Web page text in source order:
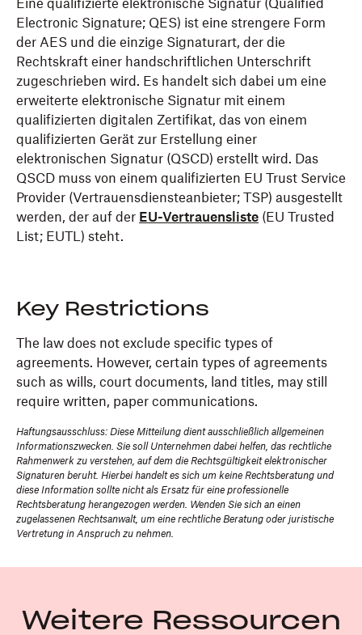
Eine qualifizierte elektronische Signatur (Qualified
Electronic Signature; QES) ist eine strengere Form
der AES und die einzige Signaturart, der die
Rechtskraft einer handschriftlichen Unterschrift
zugeschrieben wird. Es handelt sich dabei um eine
erweiterte elektronische Signatur mit einem
qualifizierten digitalen Zertifikat, das von einem
qualifizierten Gerät zur Erstellung einer
elektronischen Signatur (QSCD) erstellt wird. Das
QSCD muss von einem qualifizierten EU Trust Service
Provider (Vertrauensdiensteanbieter; TSP) ausgestellt
werden, der auf der EU-Vertrauensliste (EU Trusted
List; EUTL) steht.
Key Restrictions
The law does not exclude specific types of
agreements. However, certain types of agreements
such as wills, court documents, land titles, may still
require written, paper communications.
Haftungsausschluss: Diese Mitteilung dient ausschließlich allgemeinen
Informationszwecken. Sie soll Unternehmen dabei helfen, das rechtliche
Rahmenwerk zu verstehen, auf dem die Rechtsgültigkeit elektronischer
Signaturen beruht. Hierbei handelt es sich um keine Rechtsberatung und
diese Information sollte nicht als Ersatz für eine professionelle
Rechtsberatung herangezogen werden. Wenden Sie sich an einen
zugelassenen Rechtsanwalt, um eine rechtliche Beratung oder juristische
Vertretung in Anspruch zu nehmen.
Weitere Ressourcen